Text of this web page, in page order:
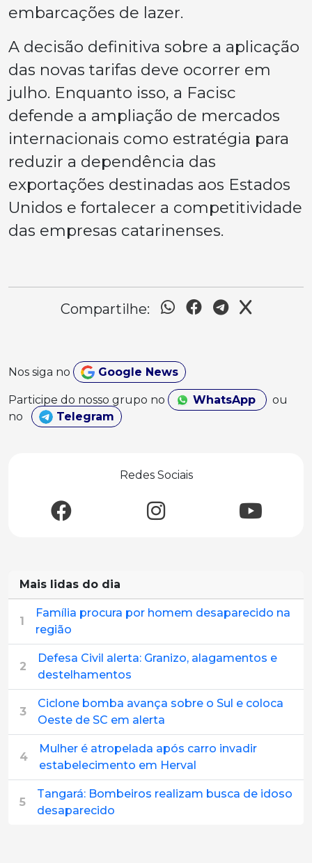
embarcações de lazer.
A decisão definitiva sobre a aplicação
das novas tarifas deve ocorrer em
julho. Enquanto isso, a Facisc
defende a ampliação de mercados
internacionais como estratégia para
reduzir a dependência das
exportações destinadas aos Estados
Unidos e fortalecer a competitividade
das empresas catarinenses.
Compartilhe:
Nos siga no Google News
Participe do nosso grupo no WhatsApp
ou
no
Telegram
Redes Sociais
Mais lidas do dia
1
Família procura por homem desaparecido na
região
2
Defesa Civil alerta: Granizo, alagamentos e
destelhamentos
3
Ciclone bomba avança sobre o Sul e coloca
Oeste de SC em alerta
4
Mulher é atropelada após carro invadir
estabelecimento em Herval
5
Tangará: Bombeiros realizam busca de idoso
desaparecido